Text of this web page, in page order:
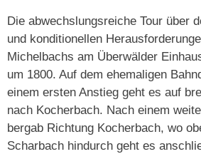
Die abwechslungsreiche Tour über
und konditionellen
Michelbachs am Überwälder
um 1800. Auf dem ehemaligen
einem ersten Anstieg geht es auf
nach Kocherbach. Nach einem
bergab Richtung Kocherbach, wo
Scharbach hindurch geht es